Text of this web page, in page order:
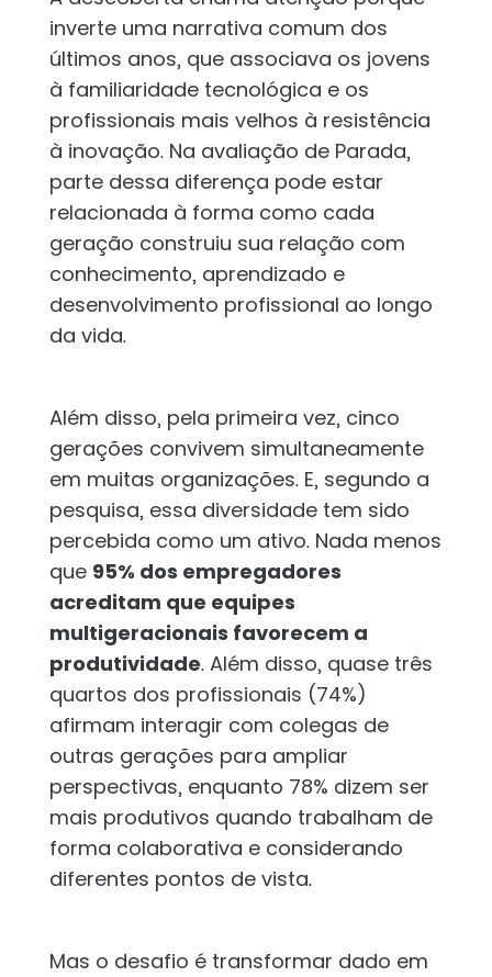
inverte uma narrativa comum dos
últimos anos, que associava os jovens
à familiaridade tecnológica e os
profissionais mais velhos à resistência
à inovação. Na avaliação de Parada,
parte dessa diferença pode estar
relacionada à forma como cada
geração construiu sua relação com
conhecimento, aprendizado e
desenvolvimento profissional ao longo
da vida.
Além disso, pela primeira vez, cinco
gerações convivem simultaneamente
em muitas organizações. E, segundo a
pesquisa, essa diversidade tem sido
percebida como um ativo. Nada menos
que 95% dos empregadores
acreditam que equipes
multigeracionais favorecem a
produtividade. Além disso, quase três
quartos dos profissionais (74%)
afirmam interagir com colegas de
outras gerações para ampliar
perspectivas, enquanto 78% dizem ser
mais produtivos quando trabalham de
forma colaborativa e considerando
diferentes pontos de vista.
Mas o desafio é transformar dado em